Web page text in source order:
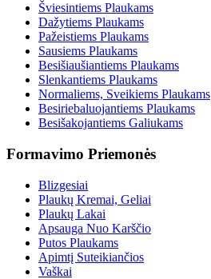
Šviesintiems Plaukams
Dažytiems Plaukams
Pažeistiems Plaukams
Sausiems Plaukams
Besišiaušiantiems Plaukams
Slenkantiems Plaukams
Normaliems, Sveikiems Plaukams
Besiriebaluojantiems Plaukams
Besišakojantiems Galiukams
Formavimo Priemonės
Blizgesiai
Plaukų Kremai, Geliai
Plaukų Lakai
Apsauga Nuo Karščio
Putos Plaukams
Apimtį Suteikiančios
Vaškai